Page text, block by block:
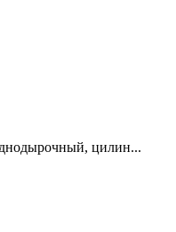
цилин...